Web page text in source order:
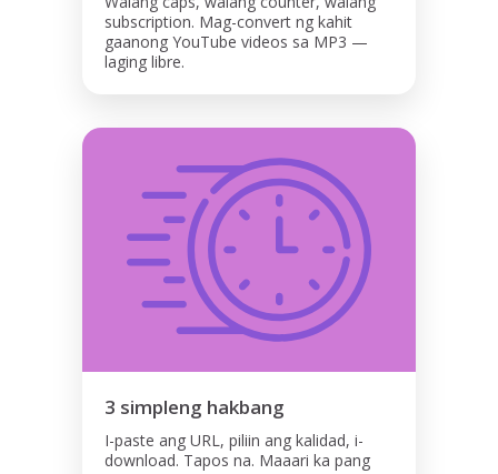
subscription. Mag-convert ng kahit
gaanong YouTube videos sa MP3 —
laging libre.
3 simpleng hakbang
I-paste ang URL, piliin ang kalidad, i-
download. Tapos na. Maaari ka pang